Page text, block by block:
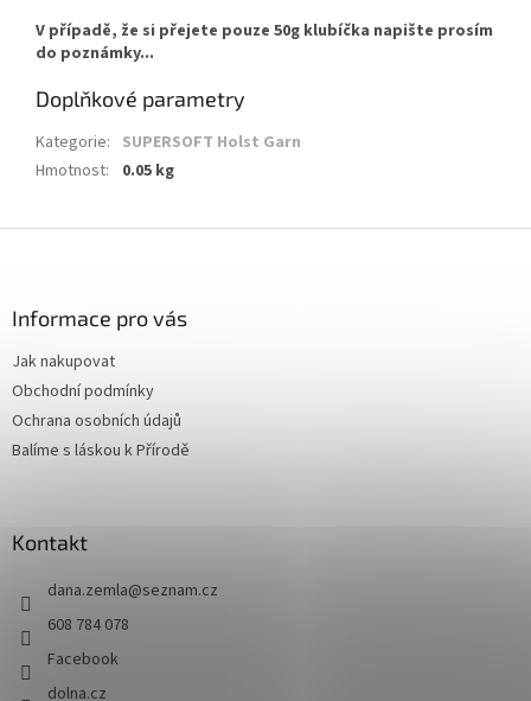
V případě, že si přejete pouze 50g klubíčka napište prosím
do poznámky...
Doplňkové parametry
Kategorie: SUPERSOFT Holst Garn
Hmotnost: 0.05 kg
Informace pro vás
Jak nakupovat
Obchodní podmínky
Ochrana osobních údajů
Balíme s láskou k Přírodě
Kontakt
dana.zemla@seznam.cz
608 784 078
Facebook
dolna.cz